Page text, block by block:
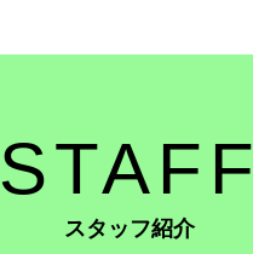
STAFF
スタッフ紹介